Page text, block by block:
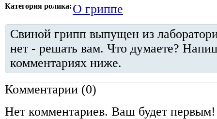
Категория ролика: О гриппе
Свиной грипп выпущен из
нет - решать вам. Что думаете?
комментариях ниже.
Комментарии (0)
Нет комментариев. Ваш будет первым!